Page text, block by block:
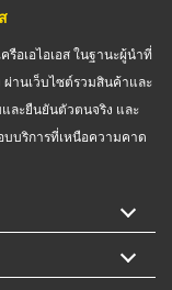
อเอไอเอส ในฐานะผู้นำที่
านเว็บไซต์รวมสินค้าและ
ละยืนยันตัวตนจริง และ
บริการที่เหนือความคาด